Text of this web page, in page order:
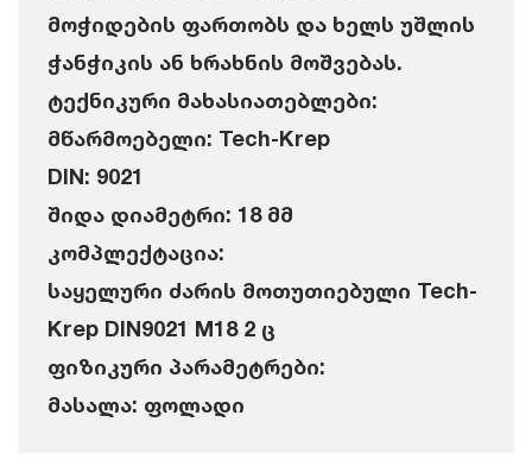
მოჭიდების ფართობს და ხელს უშლის
ჭანჭიკის ან ხრახნის მოშვებას.
ტექნიკური მახასიათებლები:
მწარმოებელი: Tech-Krep
DIN: 9021
შიდა დიამეტრი: 18 მმ
კომპლექტაცია:
საყელური ძარის მოთუთიებული Tech-
Krep DIN9021 M18 2 ც
ფიზიკური პარამეტრები:
მასალა: ფოლადი